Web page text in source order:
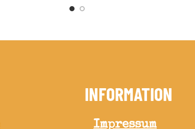
INFORMATION
Impressum